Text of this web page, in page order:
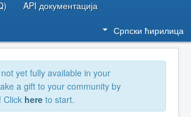
API документација
Српски ћирилица
yet fully available in your
a gift to your community by
Click here to start.